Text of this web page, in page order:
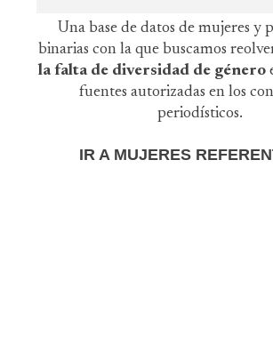
Una base de datos de mujeres y
binarias con la que buscamos
la falta de diversidad de género
fuentes autorizadas en los
periodísticos.
IR A MUJERES